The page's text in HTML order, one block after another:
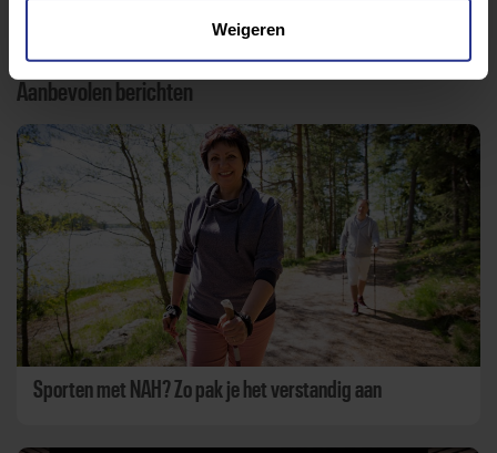
Weigeren
Aanbevolen berichten
Sporten met NAH? Zo pak je het verstandig aan